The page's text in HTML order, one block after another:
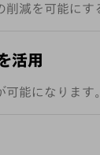
減を可能にす
活用
能になります。